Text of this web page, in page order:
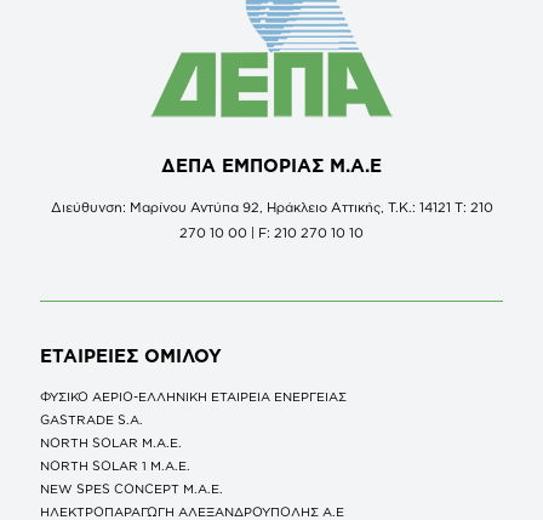
ΔΕΠΑ ΕΜΠΟΡΙΑΣ Μ.Α.Ε
Διεύθυνση: Μαρίνου Αντύπα 92, Ηράκλειο Αττικής, Τ.Κ.: 14121 Τ: 210
270 10 00 | F: 210 270 10 10
ΕΤΑΙΡΕΙΕΣ ΟΜΙΛΟΥ
ΦΥΣΙΚΟ ΑΕΡΙΟ-ΕΛΛΗΝΙΚΗ ΕΤΑΙΡΕΙΑ ΕΝΕΡΓΕΙΑΣ
GASTRADE S.A.
NORTH SOLAR M.Α.Ε.
NORTH SOLAR 1 M.Α.Ε.
NEW SPES CONCEPT Μ.Α.Ε.
ΗΛΕΚΤΡΟΠΑΡΑΓΩΓΗ ΑΛΕΞΑΝΔΡΟΥΠΟΛΗΣ A.E